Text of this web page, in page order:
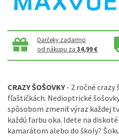
Darčeky zadarmo
od nákupu za34,99 €
CRAZY ŠOŠOVKY- 2 ročné crazy
fľaštičkách. Nedioptrické
spôsobom zmeniť výraz každej
každú farbu oka. Idete na
kamarátom alebo do školy?